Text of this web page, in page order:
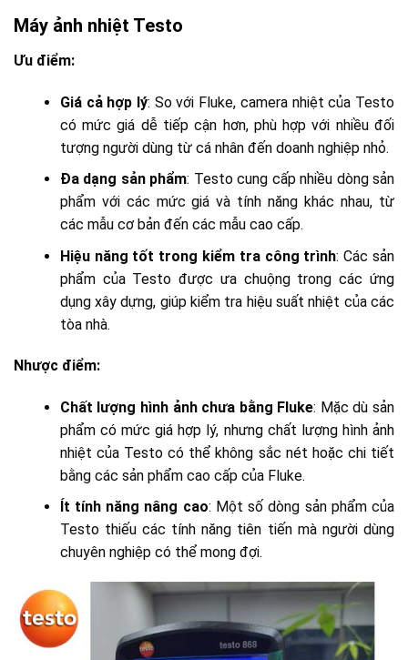
Máy ảnh nhiệt Testo
Ưu điểm:
Giá cả hợp lý: So với Fluke, camera nhiệt của Testo
có mức giá dễ tiếp cận hơn, phù hợp với nhiều đối
tượng người dùng từ cá nhân đến doanh nghiệp nhỏ.
Đa dạng sản phẩm: Testo cung cấp nhiều dòng sản
phẩm với các mức giá và tính năng khác nhau, từ
các mẫu cơ bản đến các mẫu cao cấp.
Hiệu năng tốt trong kiểm tra công trình: Các sản
phẩm của Testo được ưa chuộng trong các ứng
dụng xây dựng, giúp kiểm tra hiệu suất nhiệt của các
tòa nhà.
Nhược điểm:
Chất lượng hình ảnh chưa bằng Fluke: Mặc dù sản
phẩm có mức giá hợp lý, nhưng chất lượng hình ảnh
nhiệt của Testo có thể không sắc nét hoặc chi tiết
bằng các sản phẩm cao cấp của Fluke.
Ít tính năng nâng cao: Một số dòng sản phẩm của
Testo thiếu các tính năng tiên tiến mà người dùng
chuyên nghiệp có thể mong đợi.